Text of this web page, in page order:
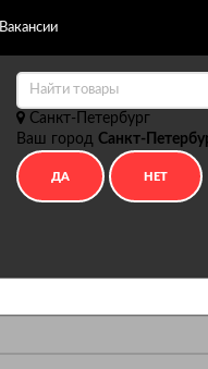
Вакансии
Санкт-Петербург
Ваш город Санкт-